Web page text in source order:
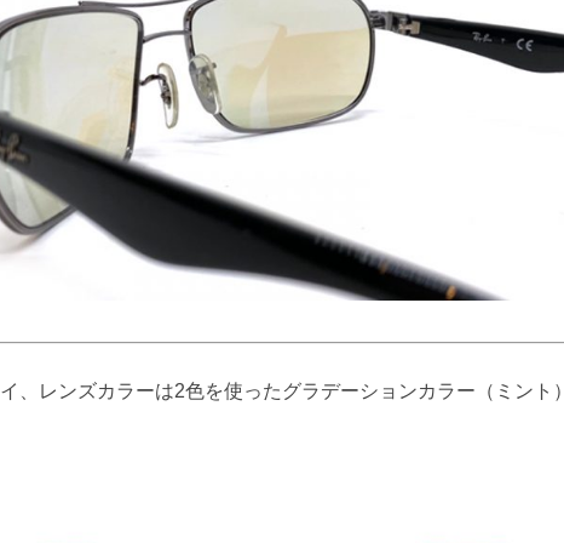
、レンズカラーは2色を使ったグラデーションカラー（ミント）